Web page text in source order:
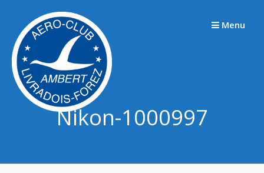
contenu
Menu
Nikon-1000997